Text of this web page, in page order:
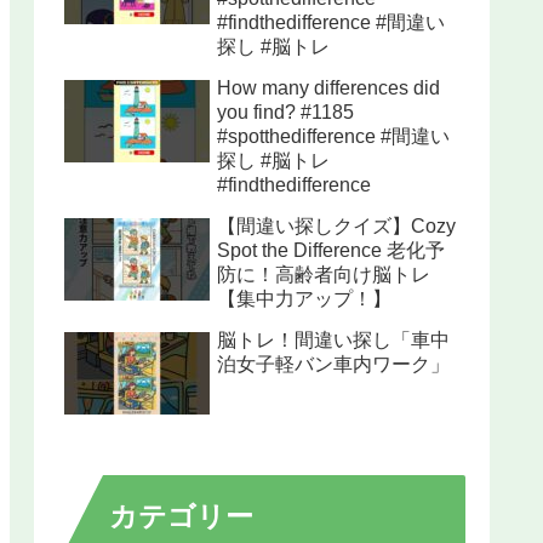
#findthedifference #間違い
探し #脳トレ
How many differences did
you find? #1185
#spotthedifference #間違い
探し #脳トレ
#findthedifference
【間違い探しクイズ】Cozy
Spot the Difference 老化予
防に！高齢者向け脳トレ
【集中力アップ！】
脳トレ！間違い探し「車中
泊女子軽バン車内ワーク」
カテゴリー